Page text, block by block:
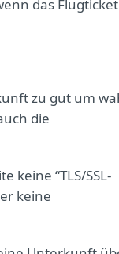
das Flugticket
zu gut um
die
keine “TLS/SSL-
keine